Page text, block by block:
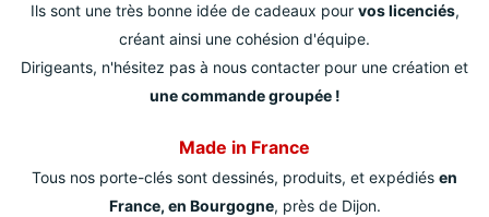
Ils sont une très bonne idée de cadeaux pour vos licenciés,
créant ainsi une cohésion d'équipe.
Dirigeants, n'hésitez pas à nous contacter pour une création et
une commande groupée !
Made in France
Tous nos porte-clés sont dessinés, produits, et expédiés en
France, en Bourgogne, près de Dijon.